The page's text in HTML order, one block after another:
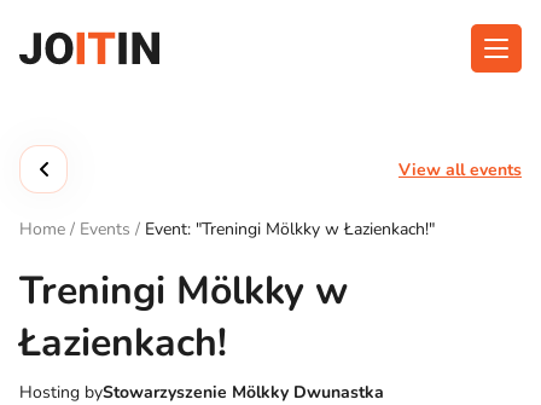
content
Get the App:
View all events
Home / Events / Event: "Treningi Mölkky w Łazienkach!"
Treningi Mölkky w
Łazienkach!
Hosting byStowarzyszenie Mölkky Dwunastka